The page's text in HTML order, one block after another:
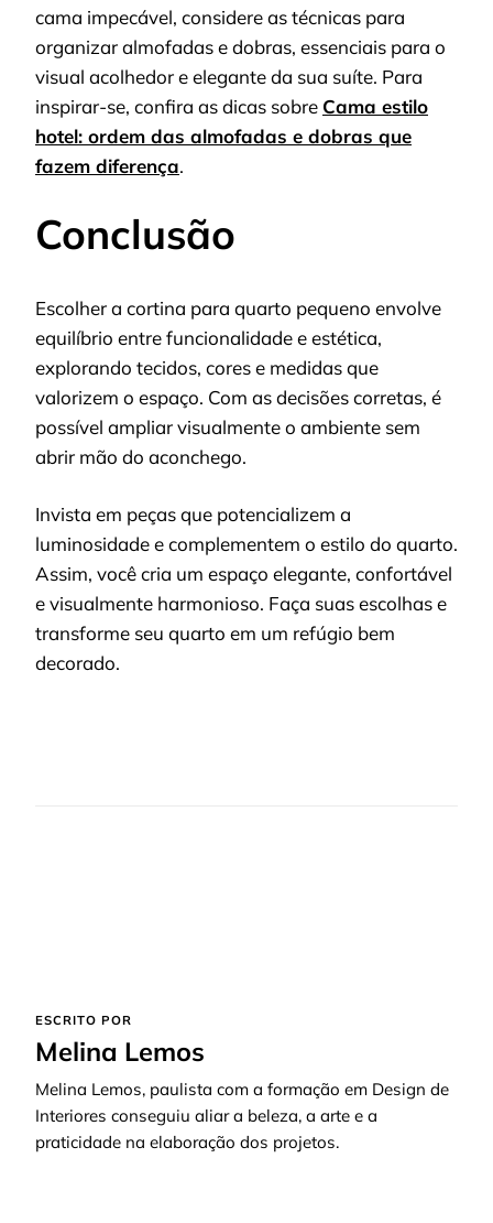
cama impecável, considere as técnicas para
organizar almofadas e dobras, essenciais para o
visual acolhedor e elegante da sua suíte. Para
inspirar-se, confira as dicas sobre Cama estilo
hotel: ordem das almofadas e dobras que
fazem diferença.
Conclusão
Escolher a cortina para quarto pequeno envolve
equilíbrio entre funcionalidade e estética,
explorando tecidos, cores e medidas que
valorizem o espaço. Com as decisões corretas, é
possível ampliar visualmente o ambiente sem
abrir mão do aconchego.
Invista em peças que potencializem a
luminosidade e complementem o estilo do quarto.
Assim, você cria um espaço elegante, confortável
e visualmente harmonioso. Faça suas escolhas e
transforme seu quarto em um refúgio bem
decorado.
ESCRITO POR
Melina Lemos
Melina Lemos, paulista com a formação em Design de
Interiores conseguiu aliar a beleza, a arte e a
praticidade na elaboração dos projetos.